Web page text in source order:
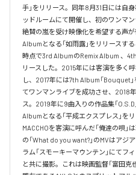
手」をリリース。同年8月31日には自
ッドルームにて開催し、初のワンマ
絶賛の嵐を受け映像化を希望する声
Albumとなる「如雨露」をリリースす
時点で3rd AlbumのRemix Album 、
リースした。2015年には客演を多く
し、2017年には7th Album「Bouquet
てワンマンライブを成功させ、2018
ス。2019年に9曲入りの作品集「
Albumとなる「平成エクスプレス」を
MACCHOを客演に呼んだ「俺達の唄
の「What do you want?」のMVはアジ
ラム「スモーキーマウンテン」にてフ
と共に撮影。これは映画監督「富田克